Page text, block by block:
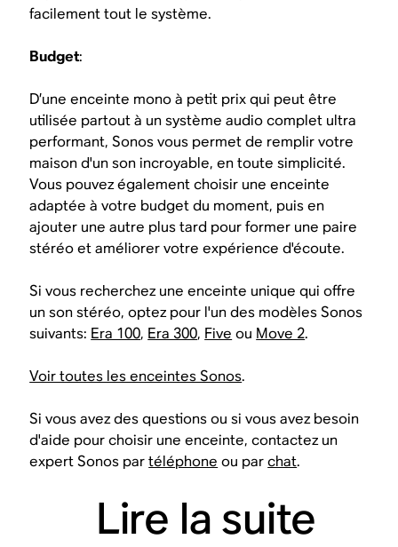
facilement tout le système.
Budget:
D’une enceinte mono à petit prix qui peut être
utilisée partout à un système audio complet ultra
performant, Sonos vous permet de remplir votre
maison d'un son incroyable, en toute simplicité.
Vous pouvez également choisir une enceinte
adaptée à votre budget du moment, puis en
ajouter une autre plus tard pour former une paire
stéréo et améliorer votre expérience d'écoute.
Si vous recherchez une enceinte unique qui offre
un son stéréo, optez pour l'un des modèles Sonos
suivants: Era 100, Era 300, Five ou Move 2.
Voir toutes les enceintes Sonos.
Si vous avez des questions ou si vous avez besoin
d'aide pour choisir une enceinte, contactez un
expert Sonos partéléphone ou parchat.
Lire la suite